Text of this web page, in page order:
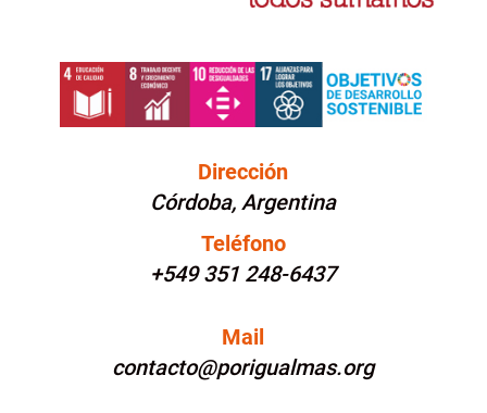
Dirección
Córdoba, Argentina
Teléfono
+549 351 248-6437
Mail
contacto@porigualmas.org